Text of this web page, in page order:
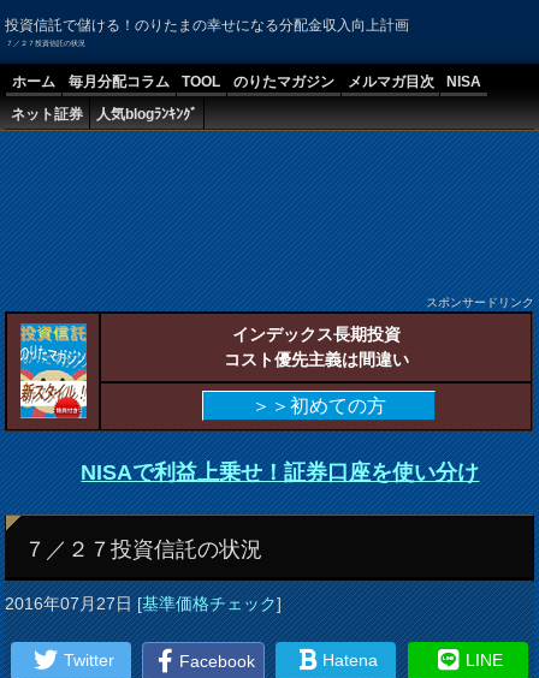
投資信託で儲ける！のりたまの幸せになる分配金収入向上計画
７／２７投資信託の状況
ホーム 毎月分配コラム TOOL のりたマガジン メルマガ目次
NISA
ネット証券
人気blogﾗﾝｷﾝｸﾞ
スポンサードリンク
インデックス長期投資
コスト優先主義は間違い
＞＞初めての方
NISAで利益上乗せ！証券口座を使い分け
７／２７投資信託の状況
2016年07月27日[基準価格チェック]
Twitter Facebook Hatena LINE